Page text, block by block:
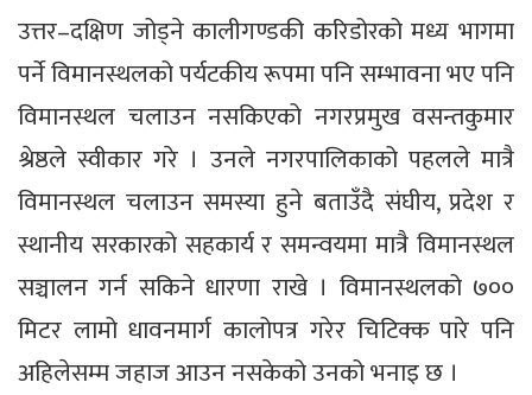
उत्तर–दक्षिण जोड्ने कालीगण्डकी करिडोरको मध्य भागमा
पर्ने विमानस्थलको पर्यटकीय रूपमा पनि सम्भावना भए पनि
विमानस्थल चलाउन नसकिएको नगरप्रमुख वसन्तकुमार
श्रेष्ठले स्वीकार गरे । उनले नगरपालिकाको पहलले मात्रै
विमानस्थल चलाउन समस्या हुने बताउँदै संघीय, प्रदेश र
स्थानीय सरकारको सहकार्य र समन्वयमा मात्रै विमानस्थल
सञ्चालन गर्न सकिने धारणा राखे । विमानस्थलको ७००
मिटर लामो धावनमार्ग कालोपत्र गरेर चिटिक्क पारे पनि
अहिलेसम्म जहाज आउन नसकेको उनको भनाइ छ ।